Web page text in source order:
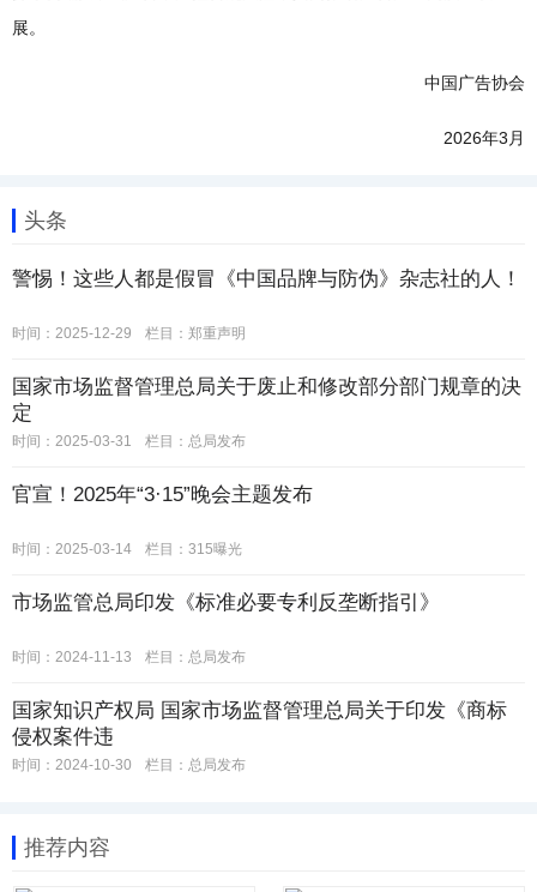
展。
中国广告协会
2026年3月
头条
警惕！这些人都是假冒《中国品牌与防伪》杂志社的人！
时间：2025-12-29 栏目： 郑重声明
国家市场监督管理总局关于废止和修改部分部门规章的决
定
时间：2025-03-31 栏目： 总局发布
官宣！2025年“3·15”晚会主题发布
时间：2025-03-14 栏目： 315曝光
市场监管总局印发《标准必要专利反垄断指引》
时间：2024-11-13 栏目： 总局发布
国家知识产权局 国家市场监督管理总局关于印发《商标
侵权案件违
时间：2024-10-30 栏目： 总局发布
推荐内容